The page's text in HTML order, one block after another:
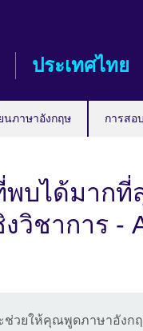
ประเทศไทย
นภาษาอังกฤษ การสอบ
บได้มากที่
วิชาการ -
ช่วยให้คุณพูดภาษาอังก